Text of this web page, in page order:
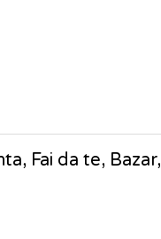
Fai da te, Bazar,